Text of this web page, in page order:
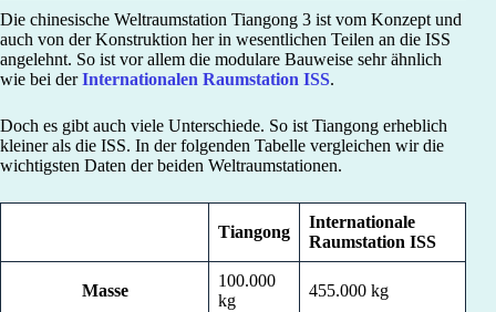
Die chinesische Weltraumstation Tiangong 3 ist vom Konzept und
auch von der Konstruktion her in wesentlichen Teilen an die ISS
angelehnt. So ist vor allem die modulare Bauweise sehr ähnlich
wie bei derInternationalen Raumstation ISS.
Doch es gibt auch viele Unterschiede. So ist Tiangong erheblich
kleiner als die ISS. In der folgenden Tabelle vergleichen wir die
wichtigsten Daten der beiden Weltraumstationen.
Tiangong
Internationale
Raumstation ISS
Masse
100.000
kg
455.000 kg